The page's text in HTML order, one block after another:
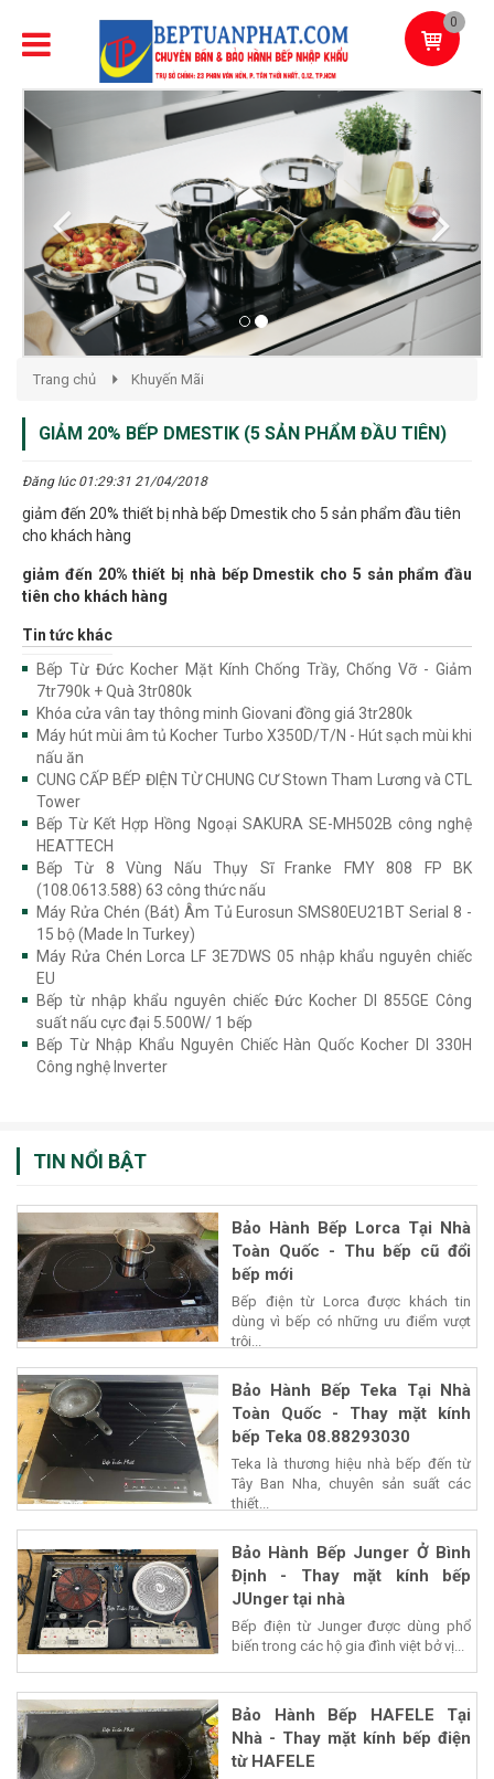
0
Previous
Trang chủ Khuyến Mãi
GIẢM 20% BẾP DMESTIK (5 SẢN PHẨM ĐẦU TIÊN)
Đăng lúc 01:29:31 21/04/2018
giảm đến 20% thiết bị nhà bếp Dmestik cho 5 sản phẩm đầu tiên
cho khách hàng
giảm đến 20% thiết bị nhà bếp Dmestik cho 5 sản phẩm đầu
tiên cho khách hàng
Tin tức khác
Bếp Từ Đức Kocher Mặt Kính Chống Trầy, Chống Vỡ - Giảm
7tr790k + Quà 3tr080k
Khóa cửa vân tay thông minh Giovani đồng giá 3tr280k
Máy hút mùi âm tủ Kocher Turbo X350D/T/N - Hút sạch mùi khi
nấu ăn
CUNG CẤP BẾP ĐIỆN TỪ CHUNG CƯ Stown Tham Lương và CTL
Tower
Bếp Từ Kết Hợp Hồng Ngoại SAKURA SE-MH502B công nghệ
HEATTECH
Bếp Từ 8 Vùng Nấu Thụy Sĩ Franke FMY 808 FP BK
(108.0613.588) 63 công thức nấu
Máy Rửa Chén (Bát) Âm Tủ Eurosun SMS80EU21BT Serial 8 -
15 bộ (Made In Turkey)
Máy Rửa Chén Lorca LF 3E7DWS 05 nhập khẩu nguyên chiếc
EU
Bếp từ nhập khẩu nguyên chiếc Đức Kocher DI 855GE Công
suất nấu cực đại 5.500W/ 1 bếp
Bếp Từ Nhập Khẩu Nguyên Chiếc Hàn Quốc Kocher DI 330H
Công nghệ Inverter
TIN NỔI BẬT
Bảo Hành Bếp Lorca Tại Nhà
Toàn Quốc - Thu bếp cũ đổi
bếp mới
Bếp điện từ Lorca được khách tin
dùng vì bếp có những ưu điểm vượt
trội...
Bảo Hành Bếp Teka Tại Nhà
Toàn Quốc - Thay mặt kính
bếp Teka 08.88293030
Teka là thương hiệu nhà bếp đến từ
Tây Ban Nha, chuyên sản suất các
thiết...
Bảo Hành Bếp Junger Ở Bình
Định - Thay mặt kính bếp
JUnger tại nhà
Bếp điện từ Junger được dùng phổ
biến trong các hộ gia đình việt bở vị...
Bảo Hành Bếp HAFELE Tại
Nhà - Thay mặt kính bếp điện
từ HAFELE